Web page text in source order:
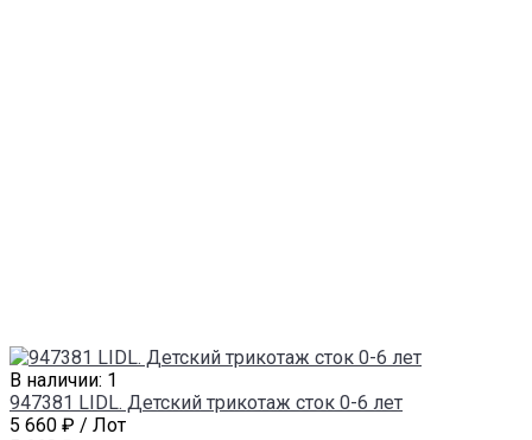
В наличии: 1
947381 LIDL. Детский трикотаж сток 0-6 лет
5 660 ₽ / Лот